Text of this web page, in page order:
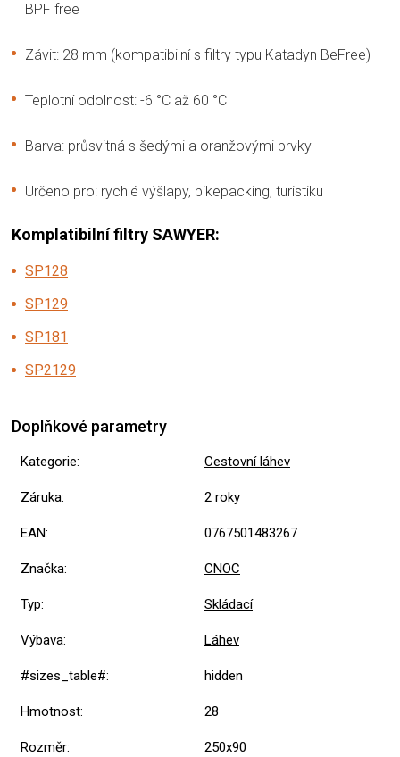
BPF free
Závit: 28 mm (kompatibilní s filtry typu Katadyn BeFree)
Teplotní odolnost: -6 °C až 60 °C
Barva: průsvitná s šedými a oranžovými prvky
Určeno pro: rychlé výšlapy, bikepacking, turistiku
Komplatibilní filtry SAWYER:
SP128
SP129
SP181
SP2129
Doplňkové parametry
Kategorie: Cestovní láhev
Záruka: 2 roky
EAN: 0767501483267
Značka: CNOC
Typ: Skládací
Výbava: Láhev
#sizes_table#: hidden
Hmotnost: 28
Rozměr: 250x90